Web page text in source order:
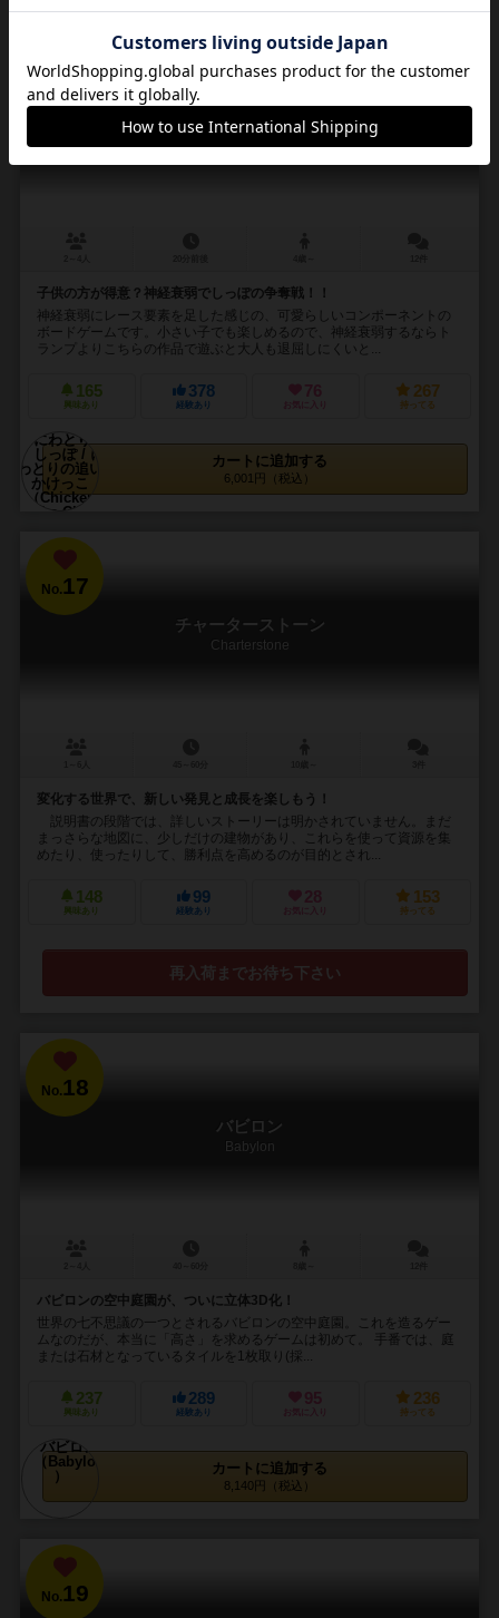
16
にわとりのしっぽ / にわとりの追いかけっこ
子供の方が得意？神経衰弱でしっぽの争奪戦！！
神経衰弱にレース要素を足した感じの、可愛らしいコンポーネントの
ボードゲームです。小さい子でも楽しめるので、神経衰弱するならト
ランプよりこちらの作品で遊ぶと大人も退屈しにくいと...
165
興味あり
378
経験あり
76
お気に入り
267
持ってる
カートに追加する
6,001円（税込）
No.17
チャーターストーン
Charterstone
変化する世界で、新しい発見と成長を楽しもう！
説明書の段階では、詳しいストーリーは明かされていません。まだ
まっさらな地図に、少しだけの建物があり、これらを使って資源を集
めたり、使ったりして、勝利点を高めるのが目的とされ...
148
興味あり
99
経験あり
28
お気に入り
153
持ってる
再入荷までお待ち下さい
No.18
バビロン
Babylon
バビロンの空中庭園が、ついに立体3D化！
世界の七不思議の一つとされるバビロンの空中庭園。これを造るゲー
ムなのだが、本当に「高さ」を求めるゲームは初めて。 手番では、庭
または石材となっているタイルを1枚取り(採...
237
興味あり
289
経験あり
95
お気に入り
236
持ってる
カートに追加する
8,140円（税込）
No.19